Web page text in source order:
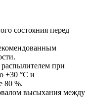
состояния перед
при
+30 °C и
80 %.
высыхания между